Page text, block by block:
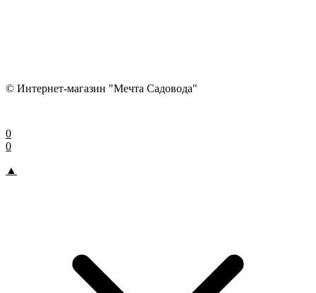
© Интернет-магазин "Мечта Садовода"
0
0
▲